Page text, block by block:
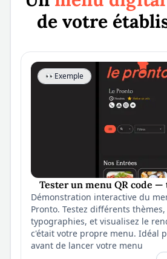
de votre
👀Exemple
Tester un menu QR code
Démonstration interactive du
Pronto. Testez différents
typographies, et visualisez le
c'était votre propre menu. Idéal
avant de lancer votre menu